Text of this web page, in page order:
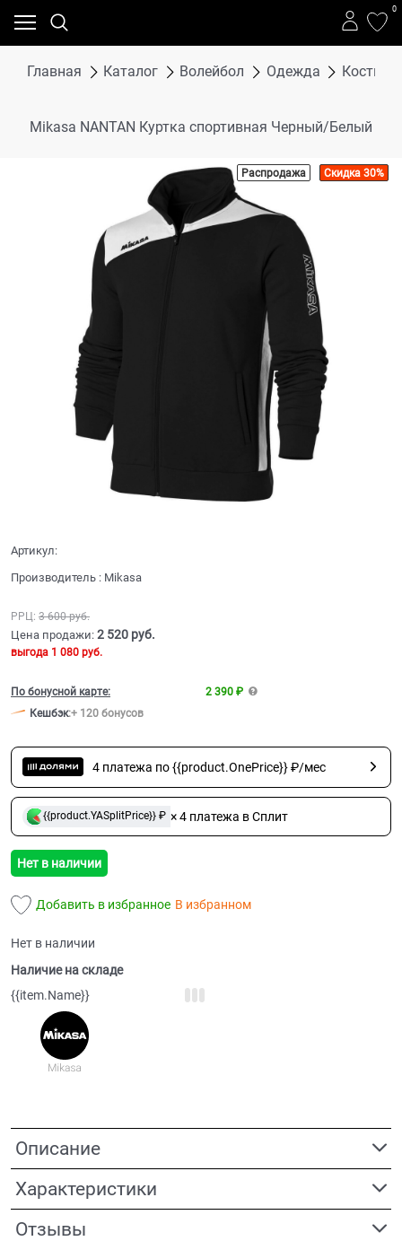
0
Главная Каталог Волейбол Одежда
Mikasa NANTAN Куртка спортивная Черный/Белый
Распродажа Скидка 30%
Артикул:
Производитель : Mikasa
РРЦ: 3 600 руб.
Цена продажи: 2 520 руб.
выгода 1 080 руб.
По бонусной карте:
2 390 ₽
Кешбэк:+ 120 бонусов
4 платежа по {{product.OnePrice}} ₽/мес
{{product.YASplitPrice}} ₽ × 4 платежа в Сплит
Нет в наличии
Добавить в избранное В избранном
Нет в наличии
Наличие на складе
{{item.Name}}
Описание
Характеристики
Отзывы